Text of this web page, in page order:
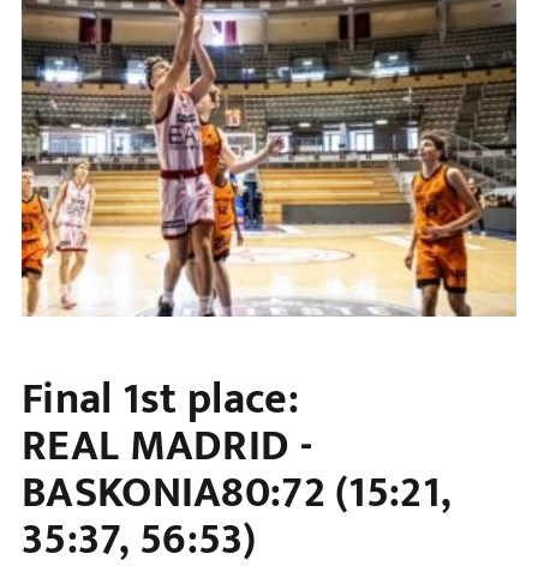
Final 1st place:
REAL MADRID -
BASKONIA80:72 (15:21,
35:37, 56:53)